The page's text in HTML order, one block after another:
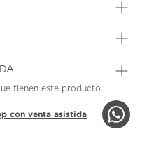
tienen este producto.
con venta asistida